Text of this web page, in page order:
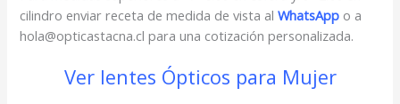
cilindro enviar receta de medida de vista alWhatsApp o a
hola@opticastacna.cl para una cotización personalizada.
Ver lentes Ópticos para Mujer